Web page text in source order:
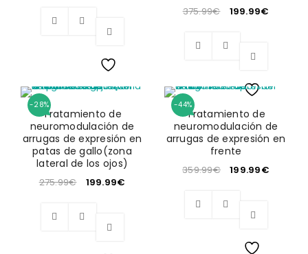
Wishlist
375.99€ 199.99€
Wishlist
-28%
Tratamiento de
neuromodulación de
arrugas de expresión en
patas de gallo(zona
lateral de los ojos)
275.99€ 199.99€
-44%
Tratamiento de
neuromodulación de
arrugas de expresión en
frente
359.99€ 199.99€